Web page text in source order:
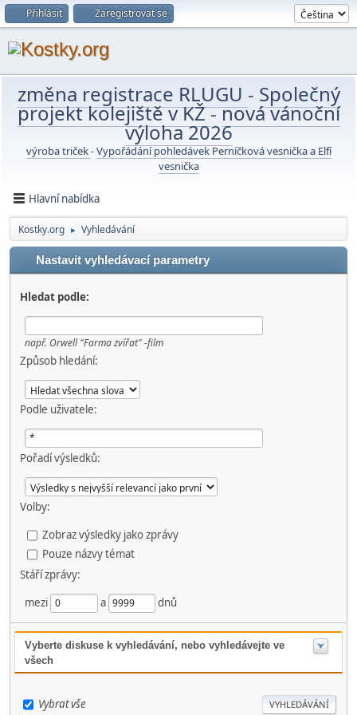
Přihlásit Zaregistrovat se
změna registrace RLUGU - Společný
projekt kolejiště v KŽ-nová vánoční
výloha 2026
výroba triček-Vypořádání pohledávek Perníčková vesnička a Elfí
vesnička
Hlavní nabídka
Kostky.org ► Vyhledávání
Nastavit vyhledávací parametry
Hledat podle:
např. Orwell "Farma zvířat" -film
Způsob hledání:
Podle uživatele:
Pořadí výsledků:
Volby:
Zobraz výsledky jako zprávy
Pouze názvy témat
Stáří zprávy:
mezi
a dnů
Vyberte diskuse k vyhledávání, nebo vyhledávejte ve
všech
Vybrat vše